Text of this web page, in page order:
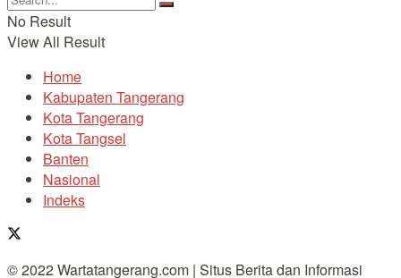
No Result
View All Result
Home
Kabupaten Tangerang
Kota Tangerang
Kota Tangsel
Banten
Nasional
Indeks
© 2022 Wartatangerang.com | Situs Berita dan Informasi